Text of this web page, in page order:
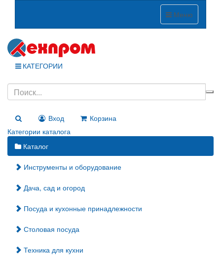
Меню
КАТЕГОРИИ
Вход
Корзина
Категории каталога
Каталог
Инструменты и оборудование
Дача, сад и огород
Посуда и кухонные принадлежности
Столовая посуда
Техника для кухни